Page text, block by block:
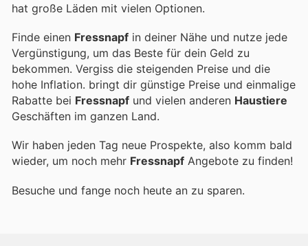
hat große Läden mit vielen Optionen.
Finde einen Fressnapf in deiner Nähe und nutze jede
Vergünstigung, um das Beste für dein Geld zu
bekommen. Vergiss die steigenden Preise und die
hohe Inflation. bringt dir günstige Preise und einmalige
Rabatte bei Fressnapf und vielen anderen Haustiere
Geschäften im ganzen Land.
Wir haben jeden Tag neue Prospekte, also komm bald
wieder, um noch mehr Fressnapf Angebote zu finden!
Besuche und fange noch heute an zu sparen.